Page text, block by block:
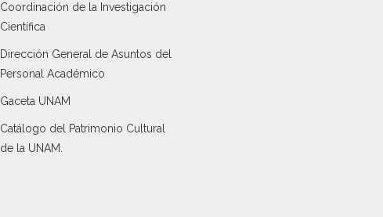
Coordinación de la Investigación
Científica
Dirección General de Asuntos del
Personal Académico
Gaceta UNAM
Catálogo del Patrimonio Cultural
de la UNAM.